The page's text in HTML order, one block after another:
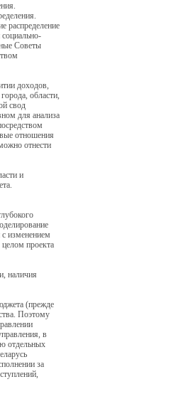
распределение
Советы
доходов,
области,
свод
для анализа
отношения
отнести
и
изменением
целом проекта
наличия
(прежде
Поэтому
в
отдельных
за